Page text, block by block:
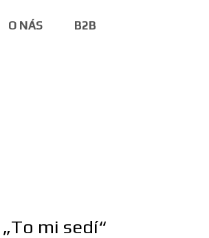
O NÁS B2B
„To mi sedí“